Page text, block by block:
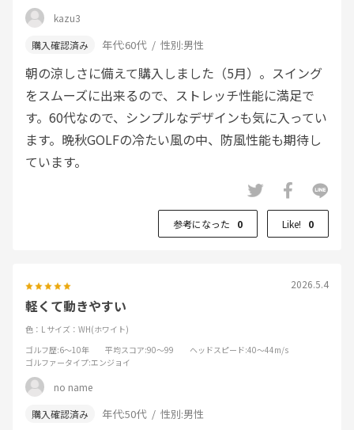
kazu3
年代:60代 性別:男性
朝の涼しさに備えて購入しました（5月）。スイング
をスムーズに出来るので、ストレッチ性能に満足で
す。60代なので、シンプルなデザインも気に入ってい
ます。晩秋GOLFの冷たい風の中、防風性能も期待し
ています。
参考になった 0 Like! 0
2026.5.4
軽くて動きやすい
色：L サイズ：WH(ホワイト)
ゴルフ歴:6～10年 平均スコア:90～99 ヘッドスピード:40～44m/s
ゴルファータイプ:エンジョイ
no name
年代:50代 性別:男性